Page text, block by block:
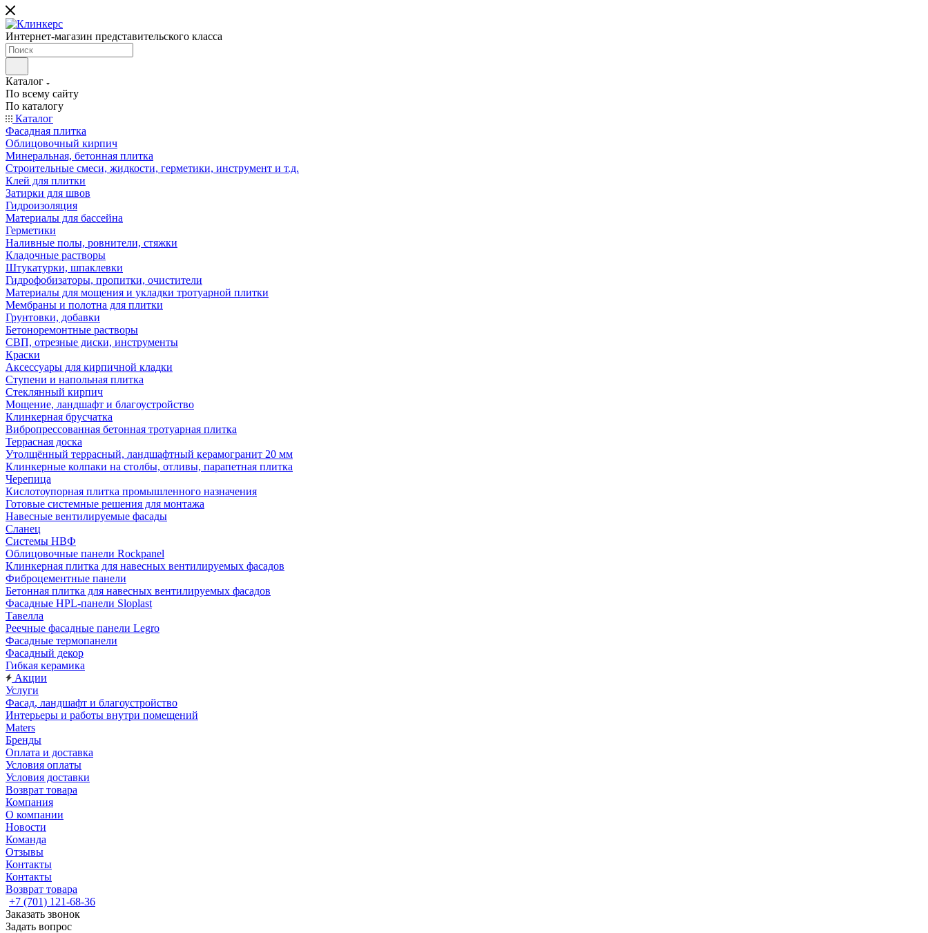
Интернет-магазин представительского класса
Каталог
По всему сайту
По каталогу
Каталог
Фасадная плитка
Облицовочный кирпич
Минеральная, бетонная плитка
Строительные смеси, жидкости, герметики, инструмент и т.д.
Клей для плитки
Затирки для швов
Гидроизоляция
Материалы для бассейна
Герметики
Наливные полы, ровнители, стяжки
Кладочные растворы
Штукатурки, шпаклевки
Гидрофобизаторы, пропитки, очистители
Материалы для мощения и укладки тротуарной плитки
Мембраны и полотна для плитки
Грунтовки, добавки
Бетоноремонтные растворы
СВП, отрезные диски, инструменты
Краски
Аксессуары для кирпичной кладки
Ступени и напольная плитка
Cтеклянный кирпич
Мощение, ландшафт и благоустройство
Клинкерная брусчатка
Вибропрессованная бетонная тротуарная плитка
Террасная доска
Утолщённый террасный, ландшафтный керамогранит 20 мм
Клинкерные колпаки на столбы, отливы, парапетная плитка
Черепица
Кислотоупорная плитка промышленного назначения
Готовые системные решения для монтажа
Навесные вентилируемые фасады
Сланец
Системы НВФ
Облицовочные панели Rockpanel
Клинкерная плитка для навесных вентилируемых фасадов
Фиброцементные панели
Бетонная плитка для навесных вентилируемых фасадов
Фасадные HPL-панели Sloplast
Тавелла
Реечные фасадные панели Legro
Фасадные термопанели
Фасадный декор
Гибкая керамика
Акции
Услуги
Фасад, ландшафт и благоустройство
Интерьеры и работы внутри помещений
Maters
Бренды
Оплата и доставка
Условия оплаты
Условия доставки
Возврат товара
Компания
О компании
Новости
Команда
Отзывы
Контакты
Контакты
Возврат товара
+7 (701) 121-68-36
Заказать звонок
Задать вопрос